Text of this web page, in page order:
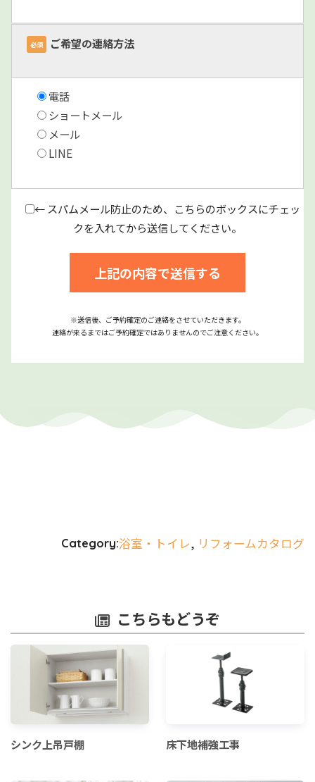
必須 ご希望の連絡方法
電話
ショートメール
メール
LINE
← スパムメール防止のため、こちらのボックスにチェッ
クを入れてから送信してください。
※送信後、ご予約確定のご連絡をさせていただきます。
連絡が来るまではご予約確定ではありませんのでご注意ください。
Category:浴室・トイレ, リフォームカタログ
こちらもどうぞ
シンク上吊戸棚 床下地補強工事